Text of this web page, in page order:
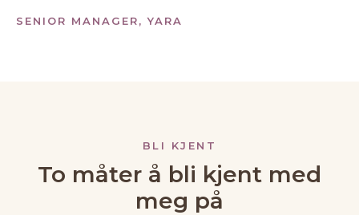
SENIOR MANAGER, YARA
BLI KJENT
To måter å bli kjent med
meg på